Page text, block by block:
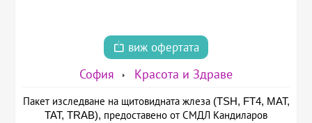
виж офертата
София Красота и Здраве
Пакет изследване на щитовидната жлеза (TSH, FT4, MAT,
TAT, TRAB), предоставено от СМДЛ Кандиларов